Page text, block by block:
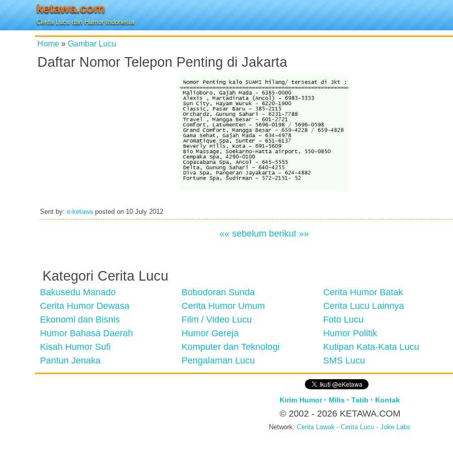
ketawa.com
Cerita Lucu dan Humor Indonesia
Home » Gambar Lucu
Daftar Nomor Telepon Penting di Jakarta
Sent by: e-ketawaposted on 10 July 2012
«« sebelum berikut »»
Kategori Cerita Lucu
Bakusedu Manado Bobodoran Sunda
Cerita Humor Batak
Cerita Humor Dewasa
Cerita Humor Umum
Cerita Lucu Lainnya
Ekonomi dan Bisnis
Film / Video Lucu
Foto Lucu
Humor Bahasa Daerah
Humor Gereja
Humor Politik
Kisah Humor Sufi
Komputer dan Teknologi
Kutipan Kata-Kata Lucu
Pantun Jenaka
Pengalaman Lucu SMS Lucu
Kirim Humor· Milis · Tatib · Kontak
© 2002 - 2026 KETAWA.COM
Network: Cerita Lawak · Cerita Lucu · Joke Labs